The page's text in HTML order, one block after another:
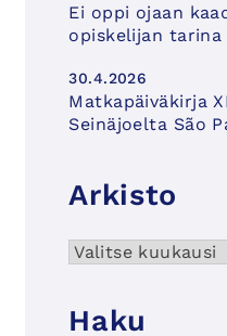
Ei oppi ojaan
opiskelijan tarina
30.4.2026
Matkapäiväkirja
Seinäjoelta São
Arkisto
Arkisto
Haku